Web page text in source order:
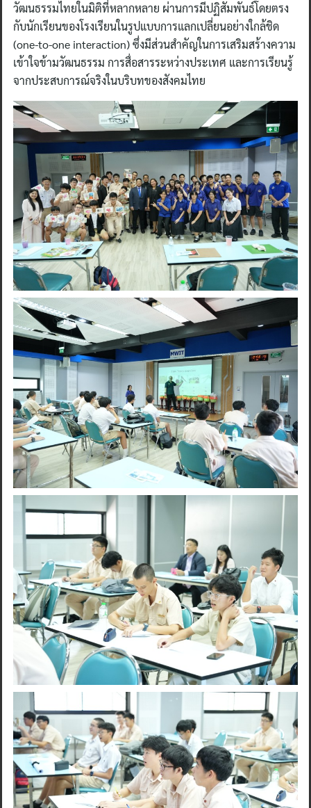
วัฒนธรรมไทยในมิติที่หลากหลาย ผ่านการมีปฏิสัมพันธ์โดยตรง
กับนักเรียนของโรงเรียนในรูปแบบการแลกเปลี่ยนอย่างใกล้ชิด
(one-to-one interaction) ซึ่งมีส่วนสำคัญในการเสริมสร้างความ
เข้าใจข้ามวัฒนธรรม การสื่อสารระหว่างประเทศ และการเรียนรู้
จากประสบการณ์จริงในบริบทของสังคมไทย